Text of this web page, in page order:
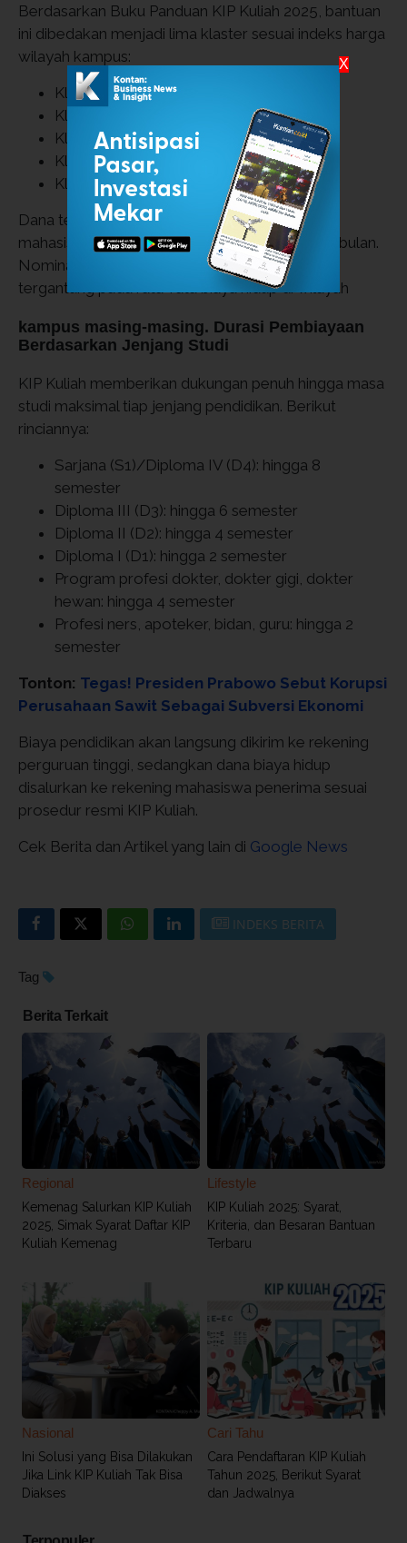
Berdasarkan Buku Panduan KIP Kuliah 2025, bantuan
ini dibedakan menjadi lima klaster sesuai indeks harga
wilayah kampus:
Klaster 1: Rp 800.000 per bulan
Klaster 2: Rp 950.000 per bulan
Klaster 3: Rp 1.100.000 per bulan
Klaster 4: Rp 1.250.000 per bulan
Klaster 5: Rp 1.400.000 per bulan
Dana tersebut dicairkan langsung ke rekening
mahasiswa penerima per semester, bukan per bulan.
Nominal bantuan tiap penerima bisa berbeda
tergantung pada rata-rata biaya hidup di wilayah
kampus masing-masing. Durasi Pembiayaan
Berdasarkan Jenjang Studi
KIP Kuliah memberikan dukungan penuh hingga masa
studi maksimal tiap jenjang pendidikan. Berikut
rinciannya:
Sarjana (S1)/Diploma IV (D4): hingga 8
semester
Diploma III (D3): hingga 6 semester
Diploma II (D2): hingga 4 semester
Diploma I (D1): hingga 2 semester
Program profesi dokter, dokter gigi, dokter
hewan: hingga 4 semester
Profesi ners, apoteker, bidan, guru: hingga 2
semester
Tonton: Tegas! Presiden Prabowo Sebut Korupsi
Perusahaan Sawit Sebagai Subversi Ekonomi
Biaya pendidikan akan langsung dikirim ke rekening
perguruan tinggi, sedangkan dana biaya hidup
disalurkan ke rekening mahasiswa penerima sesuai
prosedur resmi KIP Kuliah.
Cek Berita dan Artikel yang lain di Google News
INDEKS BERITA
Tag
Berita Terkait
Regional
Kemenag Salurkan KIP Kuliah
2025, Simak Syarat Daftar KIP
Kuliah Kemenag
Lifestyle
KIP Kuliah 2025: Syarat,
Kriteria, dan Besaran Bantuan
Terbaru
Nasional
Ini Solusi yang Bisa Dilakukan
Jika Link KIP Kuliah Tak Bisa
Diakses
Cari Tahu
Cara Pendaftaran KIP Kuliah
Tahun 2025, Berikut Syarat
dan Jadwalnya
X